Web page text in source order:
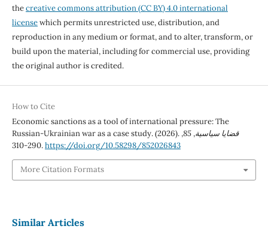
thecreative commons attribution (CC BY) 4.0 international
licensewhich permits unrestricted use, distribution, and
reproduction in any medium or format, and to alter, transform, or
build upon the material, including for commercial use, providing
the original author is credited.
How to Cite
Economic sanctions as a tool of international pressure: The
Russian-Ukrainian war as a case study. (2026).
قضايا سياسية,
85
,
290-310.https://doi.org/10.58298/852026843
More Citation Formats
Similar Articles